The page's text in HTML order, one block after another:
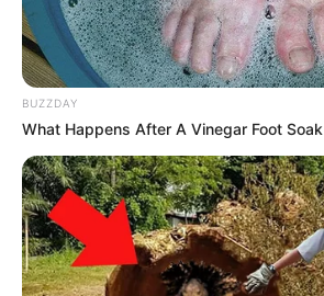
BUZZDAY
What Happens After A Vinegar Foot Soak